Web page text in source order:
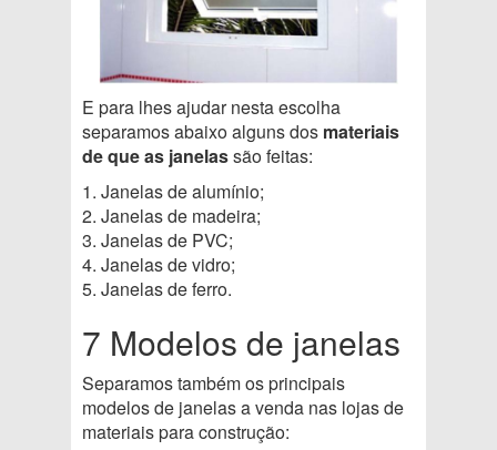
E para lhes ajudar nesta escolha
separamos abaixo alguns dos materiais
de que as janelassão feitas:
1. Janelas de alumínio;
2. Janelas de madeira;
3. Janelas de PVC;
4. Janelas de vidro;
5. Janelas de ferro.
7 Modelos de janelas
Separamos também os principais
modelos de janelas a venda nas lojas de
materiais para construção: